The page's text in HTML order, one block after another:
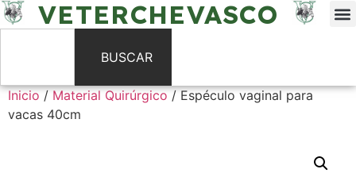
VETERCHEVASCO
BUSCAR
Inicio/Material Quirúrgico/ Espéculo vaginal para
vacas 40cm